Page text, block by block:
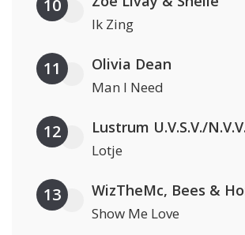
10
Ik Zing
11 Olivia Dean
Man I Need
12
Lotje
13 WizTheMc, Bees &
Show Me Love